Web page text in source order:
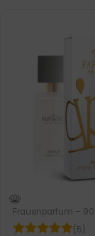
Frauenparfum –
(5)